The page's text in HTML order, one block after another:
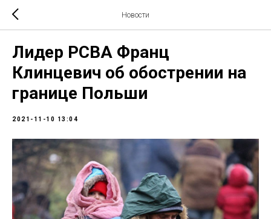
Новости
Лидер РСВА Франц
Клинцевич об обострении на
границе Польши
2021-11-10 13:04